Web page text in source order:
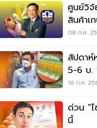
ศูนย์วิ
สินค้าเ
08 ก.ค.
สัปดาห์
5-6 บ.
สินค้า
16 ก.ค.
ด่วน "
นี้